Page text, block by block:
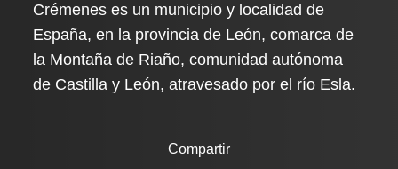
Crémenes es un municipio y localidad de
España, en la provincia de León, comarca de
la Montaña de Riaño, comunidad autónoma
de Castilla y León, atravesado por el río Esla.
Compartir